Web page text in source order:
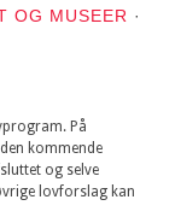
OG MUSEER ·
På
kommende
og selve
lovforslag kan